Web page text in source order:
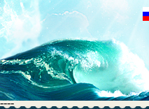
----